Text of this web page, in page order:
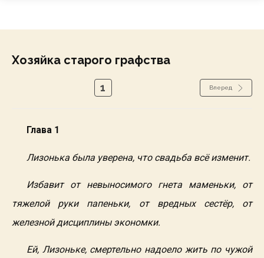
Хозяйка старого графства
1 Вперед
Глава 1
Лизонька была уверена, что свадьба всё изменит.
Избавит от невыносимого гнета маменьки, от
тяжелой руки папеньки, от вредных сестёр, от
железной дисциплины экономки.
Ей, Лизоньке, смертельно надоело жить по чужой